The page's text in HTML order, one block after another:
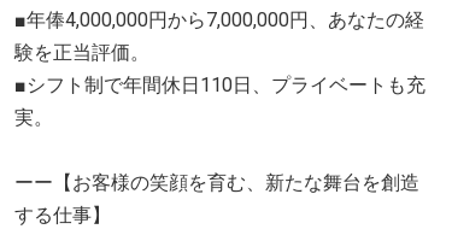
■年俸4,000,000円から7,000,000円、あなたの経
験を正当評価。
■シフト制で年間休日110日、プライベートも充
実。
ーー【お客様の笑顔を育む、新たな舞台を創造
する仕事】